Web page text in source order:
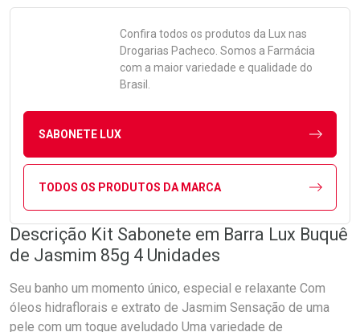
Confira todos os produtos da Luxnas
Drogarias Pacheco. Somos a Farmácia
com a maior variedade e qualidade do
Brasil.
SABONETE LUX
TODOS OS PRODUTOS DA MARCA
Descrição Kit Sabonete em Barra Lux Buquê
de Jasmim 85g 4 Unidades
Seu banho um momento único, especial e relaxante Com
óleos hidraflorais e extrato de Jasmim Sensação de uma
pele com um toque aveludado Uma variedade de